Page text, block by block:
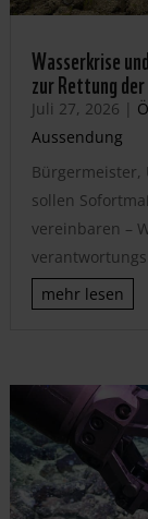
Wasserkrise
zur Rettung
Juli 27, 2026 |
Aussendung
sollen
vereinbaren –
mehr lesen